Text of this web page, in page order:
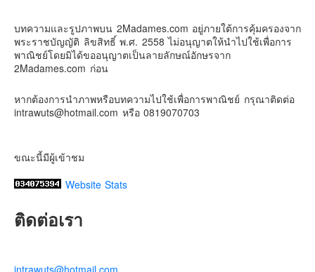
เตรียมไว้หนวด ถอยปืนลูกซอง
#น้องเกรซ #ลูกสาวเราเป็นสาวแล้ว
Photo
บทความและรูปภาพบน 2Madames.com อยู่ภายใต้การคุ้มครองจาก
พระราชบัญญัติ ลิขสิทธิ์ พ.ศ. 2558 ไม่อนุญาตให้นำไปใช้เพื่อการ
พาณิชย์โดยมิได้ขออนุญาตเป็นลายลักษณ์อักษรจาก
2Madames.com ก่อน
หากต้องการนำภาพหรือบทความไปใช้เพื่อการพาณิชย์ กรุณาติดต่อ
intrawuts@hotmail.com หรือ 0819070703
ขณะนี้มีผู้เข้าชม
Website Stats
ติดต่อเรา